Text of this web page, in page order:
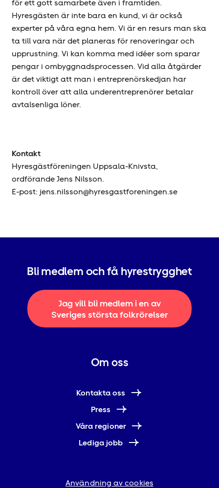
för ett gott samarbete även i framtiden.
Hyresgästen är inte bara en kund, vi är också
experter på våra egna hem. Vi är en resurs man ska
ta till vara när det planeras för renoveringar och
upprustning. Vi kan komma med idéer som sparar
pengar i ombyggnadsprocessen. Vid alla åtgärder
är det viktigt att man i entreprenörskedjan har
kontroll över att alla underentreprenörer betalar
avtalsenliga löner.
Kontakt
Hyresgäst­föreningen Uppsala-Knivsta,
ordförande Jens Nilsson.
E-post: jens.nilsson@hyresgastforeningen.se
Bli medlem och få hyrestrygghet
Jag vill bli medlem i en av
Sveriges största folkrörelser
Om oss
Kontakta oss
Press
Våra regioner
Lediga jobb
Användning av cookies